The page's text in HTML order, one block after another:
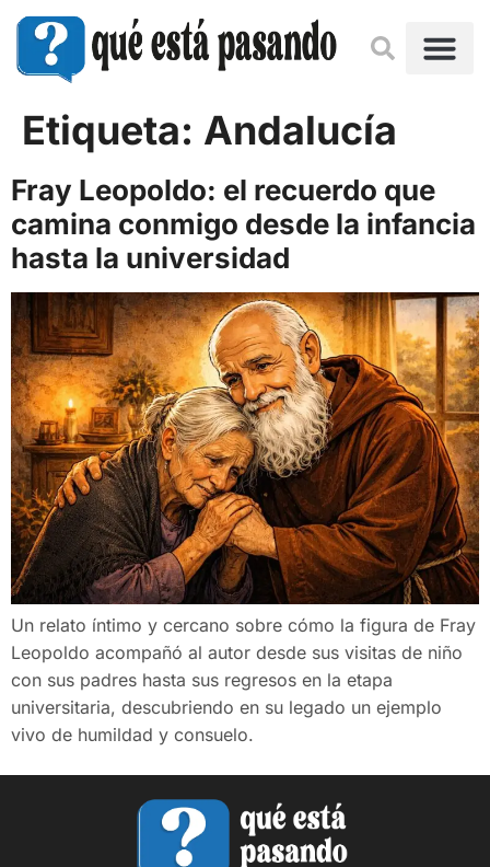
Etiqueta: Andalucía
Fray Leopoldo: el recuerdo que
camina conmigo desde la infancia
hasta la universidad
Un relato íntimo y cercano sobre cómo la figura de Fray
Leopoldo acompañó al autor desde sus visitas de niño
con sus padres hasta sus regresos en la etapa
universitaria, descubriendo en su legado un ejemplo
vivo de humildad y consuelo.